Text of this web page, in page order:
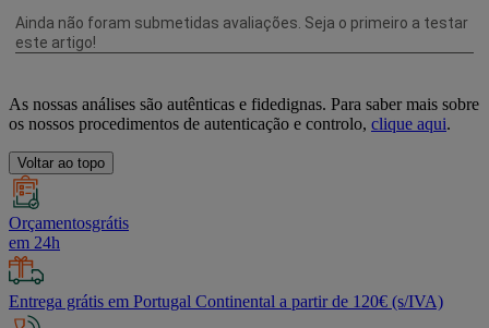
As nossas análises são autênticas e fidedignas. Para saber mais sobre
os nossos procedimentos de autenticação e controlo, clique aqui.
Voltar ao topo
Orçamentosgrátis
em 24h
Entrega grátis em Portugal Continental a partir de 120€ (s/IVA)